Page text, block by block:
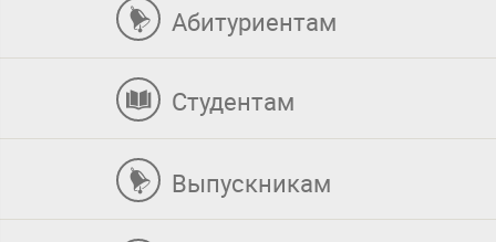
Абитуриентам
Студентам
Выпускникам